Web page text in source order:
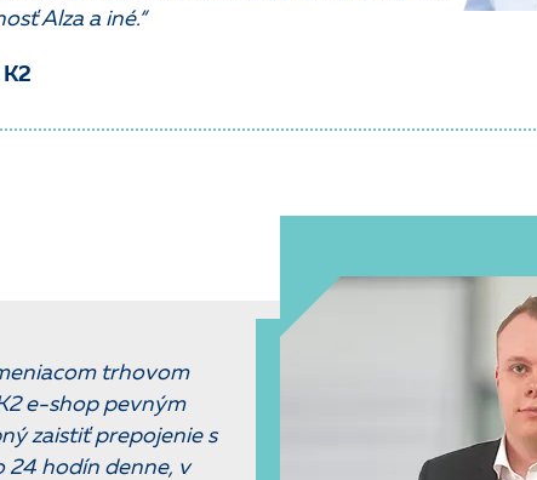
Alza a iné.“
trhovom
e-shop pevným
zaistiť prepojenie s
24 hodín denne, v